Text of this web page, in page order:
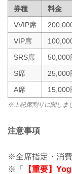
券種 料金
VVIP席
VIP席
SRS席
50,000
S席
25,000
A席
15,000
※上記席割りに関しま
注意事項
※全席指定・消
※「
【重要】